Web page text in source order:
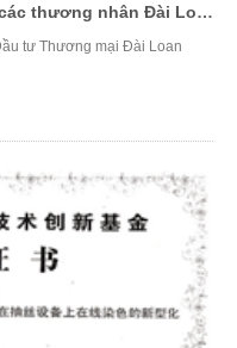
Năm 2012, xây dựng nhà máy do các thương nhân Đài Loan tự đầu tư
tư Thương mại Đài Loan